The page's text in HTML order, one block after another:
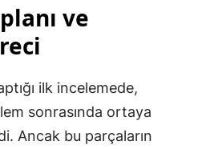
ve
ilk incelemede,
sonrasında ortaya
Ancak bu parçaların